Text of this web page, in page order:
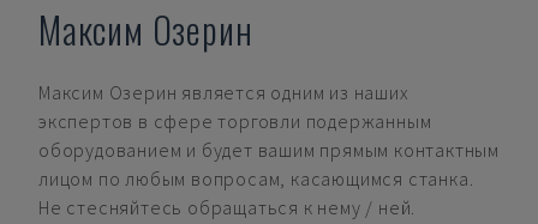
Максим Озерин
Максим Озерин является одним из наших
экспертов в сфере торговли подержанным
оборудованием и будет вашим прямым контактным
лицом по любым вопросам, касающимся станка.
Не стесняйтесь обращаться к нему / ней.